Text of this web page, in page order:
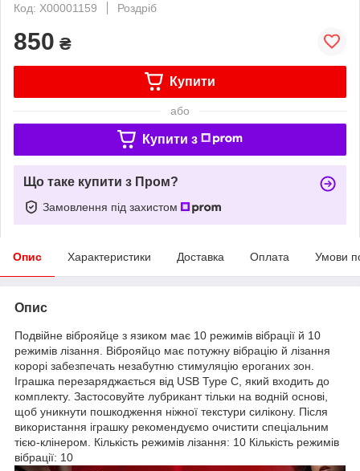
Код: X00001159
Роздріб
850 ₴
Купити
або
Купити з
Що таке купити з Пром?
Замовлення під захистом
Опис Характеристики Доставка Оплата Умови
Опис
Подвійне віброяйце з язиком має 10 режимів вібрації й 10
режимів лізання. Віброяйцо має потужну вібрацію й лізання
корорі забезпечать незабутню стимуляцію ероганих зон.
Іграшка перезаряджається від USB Type C, який входить до
комплекту. Застосовуйте лубрикант тільки на водній основі,
щоб уникнути пошкодження ніжної текстури силікону. Після
використання іграшку рекомендуємо очистити спеціальним
тією-клінером. Кількість режимів лізання: 10 Кількість режимів
вібрації: 10